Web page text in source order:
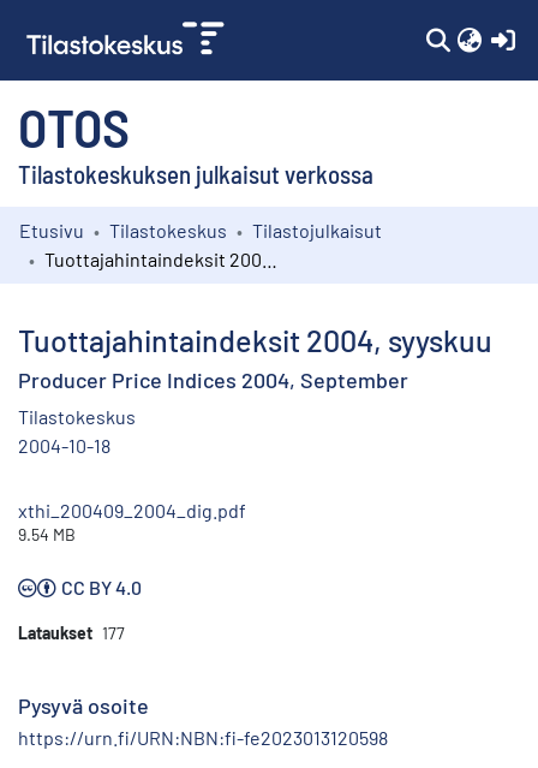
OTOS
Tilastokeskuksen julkaisut verkossa
Kokoelmat
Etusivu Tilastokeskus
Tilastojulkaisut
Tuottajahintaindeksit 2004, syyskuu
Producer Price Indices 2004, September
Tilastokeskus
2004-10-18
xthi_200409_2004_dig.pdf
9.54 MB
CC BY 4.0
Lataukset 177
Pysyvä osoite
https://urn.fi/URN:NBN:fi-fe2023013120598